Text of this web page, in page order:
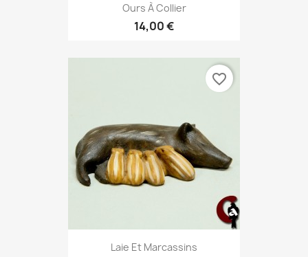
Ours À Collier
14,00 €
Laie Et Marcassins
favorite_border